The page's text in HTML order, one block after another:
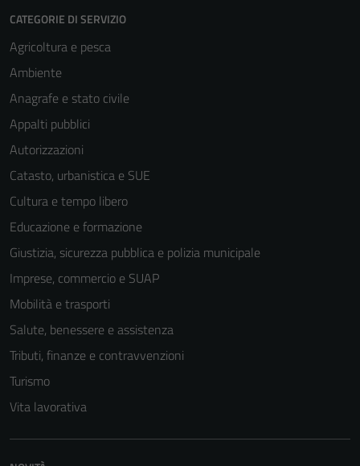
CATEGORIE DI SERVIZIO
Agricoltura e pesca
Ambiente
Anagrafe e stato civile
Appalti pubblici
Autorizzazioni
Catasto, urbanistica e SUE
Cultura e tempo libero
Educazione e formazione
Giustizia, sicurezza pubblica e polizia municipale
Imprese, commercio e SUAP
Mobilità e trasporti
Salute, benessere e assistenza
Tributi, finanze e contravvenzioni
Turismo
Vita lavorativa